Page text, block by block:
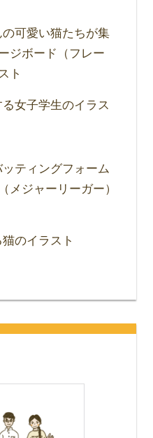
可愛い猫たちが集
ジボード（フレー
ト
女子学生のイラス
ティングフォーム
メジャーリーガー）
のイラスト